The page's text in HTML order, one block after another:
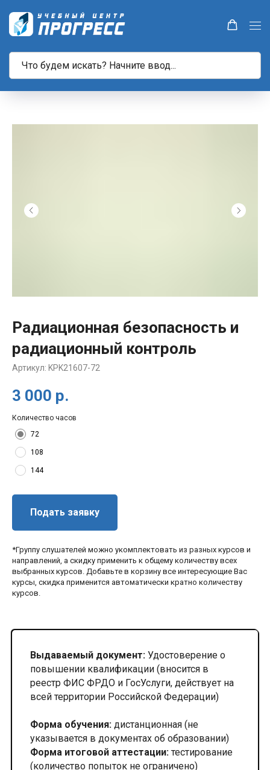
Радиационная безопасность и
радиационный контроль
Артикул: KPK21607-72
3 000 р.
Количество часов
72
108
144
Подать заявку
*Группу слушателей можно укомплектовать из разных курсов и
направлений, а скидку применить к общему количеству всех
выбранных курсов. Добавьте в корзину все интересующие Вас
курсы, скидка применится автоматически кратно количеству
курсов.
Выдаваемый документ: Удостоверение о
повышении квалификации (вносится в
реестр ФИС ФРДО и ГосУслуги, действует на
всей территории Российской Федерации)
Форма обучения: дистанционная (не
указывается в документах об образовании)
Форма итоговой аттестации: тестирование
(количество попыток не ограничено)